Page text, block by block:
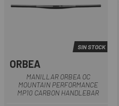
SIN STOCK
ORBEA
MANILLAR ORBEA OC
MOUNTAIN PERFORMANCE
MP10 CARBON HANDLEBAR